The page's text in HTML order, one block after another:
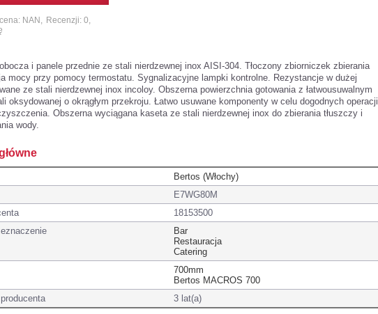
NAN, Recenzji: 0,
i panele przednie ze stali nierdzewnej inox AISI-304. Tłoczony zbiorniczek zbierania
mocy przy pomocy termostatu. Sygnalizacyjne lampki kontrolne. Rezystancje w dużej
ze stali nierdzewnej inox incoloy. Obszerna powierzchnia gotowania z łatwousuwalnym
oksydowanej o okrągłym przekroju. Łatwo usuwane komponenty w celu dogodnych operacji
Obszerna wyciągana kaseta ze stali nierdzewnej inox do zbierania tłuszczy i
wody.
Bertos (Włochy)
E7WG80M
18153500
Bar
Restauracja
Catering
700mm
Bertos MACROS 700
3 lat(a)